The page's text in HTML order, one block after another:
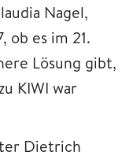
Nagel,
ob es im 21.
Lösung gibt,
KIWI war
Dietrich